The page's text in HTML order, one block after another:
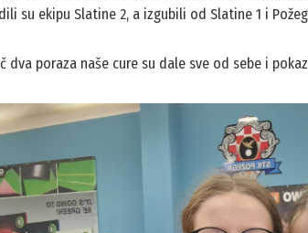
su ekipu Slatine 2, a izgubili od Slatine 1 i
dva poraza naše cure su dale sve od sebe i